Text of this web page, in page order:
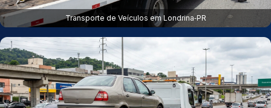
Transporte de Veículos em Londrina‑PR